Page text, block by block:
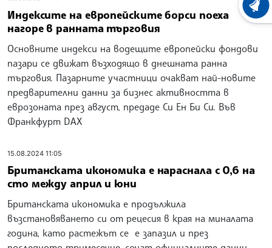
Индексите на европейските борси поеха
нагоре в ранната търговия
Основните индекси на водещите европейски фондови
пазари се движат възходящо в днешната ранна
търговия. Пазарните участници очакват най-новите
предварителни данни за бизнес активността в
еврозоната през август, предаде Си Ен Би Си. Във
Франкфурт DAX
15.08.2024 11:05
Британската икономика е нараснала с 0,6 на
сто между април и юни
Британската икономика е продължила
възстановяването си от рецесия в края на миналата
година, като растежът се е запазил и през